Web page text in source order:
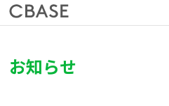
お知らせ